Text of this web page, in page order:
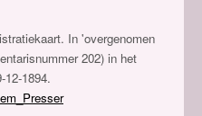
In 'overgenomen
202) in het
12-1894.